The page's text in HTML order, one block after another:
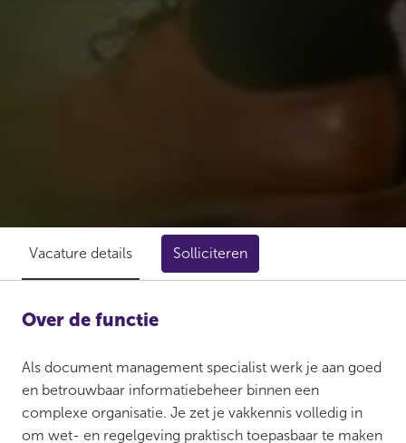
Vacature details Solliciteren
Over de functie
Als document management specialist werk je aan goed
en betrouwbaar informatiebeheer binnen een
complexe organisatie. Je zet je vakkennis volledig in
om wet- en regelgeving praktisch toepasbaar te maken